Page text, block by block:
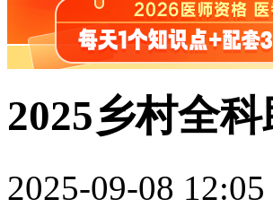
2025乡村全
2025-09-08 12:05